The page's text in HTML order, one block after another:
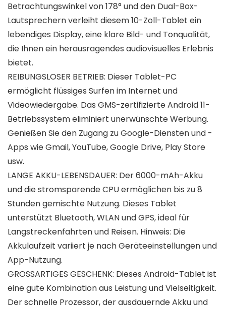
Betrachtungswinkel von 178° und den Dual-Box-
Lautsprechern verleiht diesem 10-Zoll-Tablet ein
lebendiges Display, eine klare Bild- und Tonqualität,
die Ihnen ein herausragendes audiovisuelles Erlebnis
bietet.
REIBUNGSLOSER BETRIEB: Dieser Tablet-PC
ermöglicht flüssiges Surfen im Internet und
Videowiedergabe. Das GMS-zertifizierte Android 11-
Betriebssystem eliminiert unerwünschte Werbung.
Genießen Sie den Zugang zu Google-Diensten und -
Apps wie Gmail, YouTube, Google Drive, Play Store
usw.
LANGE AKKU-LEBENSDAUER: Der 6000-mAh-Akku
und die stromsparende CPU ermöglichen bis zu 8
Stunden gemischte Nutzung. Dieses Tablet
unterstützt Bluetooth, WLAN und GPS, ideal für
Langstreckenfahrten und Reisen. Hinweis: Die
Akkulaufzeit variiert je nach Geräteeinstellungen und
App-Nutzung.
GROSSARTIGES GESCHENK: Dieses Android-Tablet ist
eine gute Kombination aus Leistung und Vielseitigkeit.
Der schnelle Prozessor, der ausdauernde Akku und